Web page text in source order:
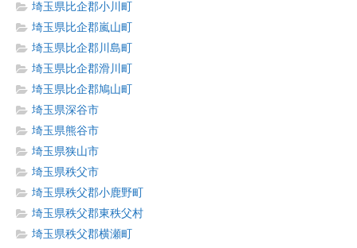
埼玉県比企郡小川町
埼玉県比企郡嵐山町
埼玉県比企郡川島町
埼玉県比企郡滑川町
埼玉県比企郡鳩山町
埼玉県深谷市
埼玉県熊谷市
埼玉県狭山市
埼玉県秩父市
埼玉県秩父郡小鹿野町
埼玉県秩父郡東秩父村
埼玉県秩父郡横瀬町